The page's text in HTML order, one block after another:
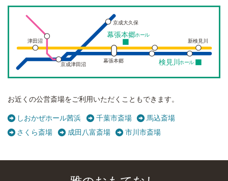
幕張本郷ホール
検見川ホール
幕張本郷
京成大久保
京成津田沼
津田沼 新検見川
お近くの公営斎場をご利用いただくこともできます。
しおかぜホール茜浜 千葉市斎場
馬込斎場
さくら斎場
成田八富斎場 市川市斎場